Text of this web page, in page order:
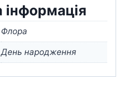
Флора
День народження